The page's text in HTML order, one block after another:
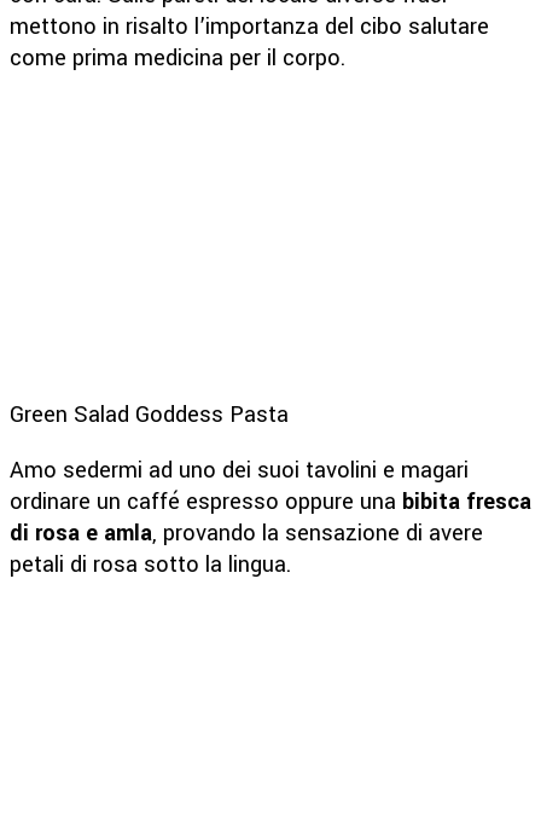
mettono in risalto l’importanza del cibo salutare
come prima medicina per il corpo.
Green Salad Goddess Pasta
Amo sedermi ad uno dei suoi tavolini e magari
ordinare un caffé espresso oppure una bibita fresca
di rosa e amla, provando la sensazione di avere
petali di rosa sotto la lingua.